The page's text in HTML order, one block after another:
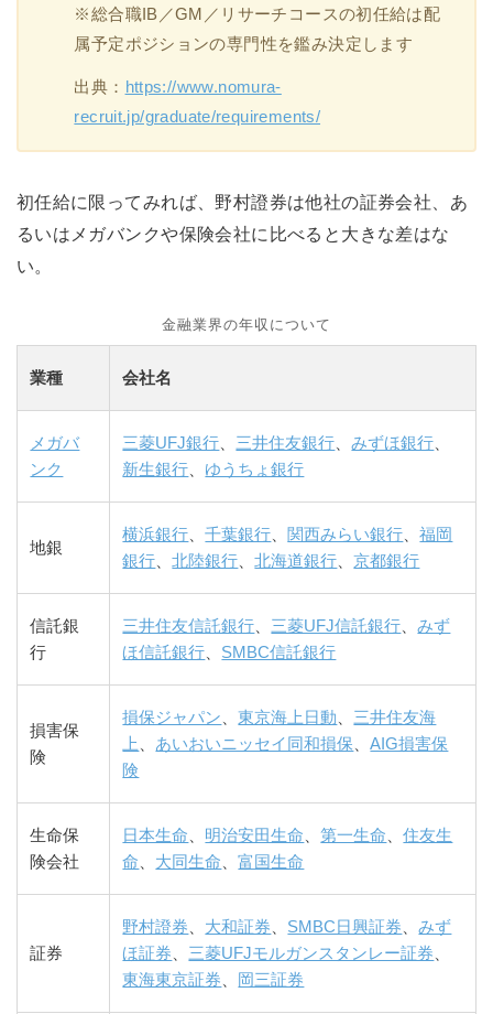
※総合職IB／GM／リサーチコースの初任給は配
属予定ポジションの専門性を鑑み決定します
出典： https://www.nomura-
recruit.jp/graduate/requirements/
初任給に限ってみれば、野村證券は他社の証券会社、あ
るいはメガバンクや保険会社に比べると大きな差はな
い。
金融業界の年収について
業種 会社名
メガバ
ンク
三菱UFJ銀行、三井住友銀行、みずほ銀行、
新生銀行、 ゆうちょ銀行
地銀
横浜銀行、千葉銀行、 関西みらい銀行、福岡
銀行、北陸銀行、北海道銀行、京都銀行
信託銀
行
三井住友信託銀行、三菱UFJ信託銀行、みず
ほ信託銀行、 SMBC信託銀行
損害保
険
損保ジャパン、東京海上日動、三井住友海
上、 あいおいニッセイ同和損保、AIG損害保
険
生命保
険会社
日本生命、 明治安田生命、第一生命、住友生
命、 大同生命、富国生命
証券
野村證券、 大和証券、 SMBC日興証券、みず
ほ証券、三菱UFJモルガンスタンレー証券、
東海東京証券、 岡三証券